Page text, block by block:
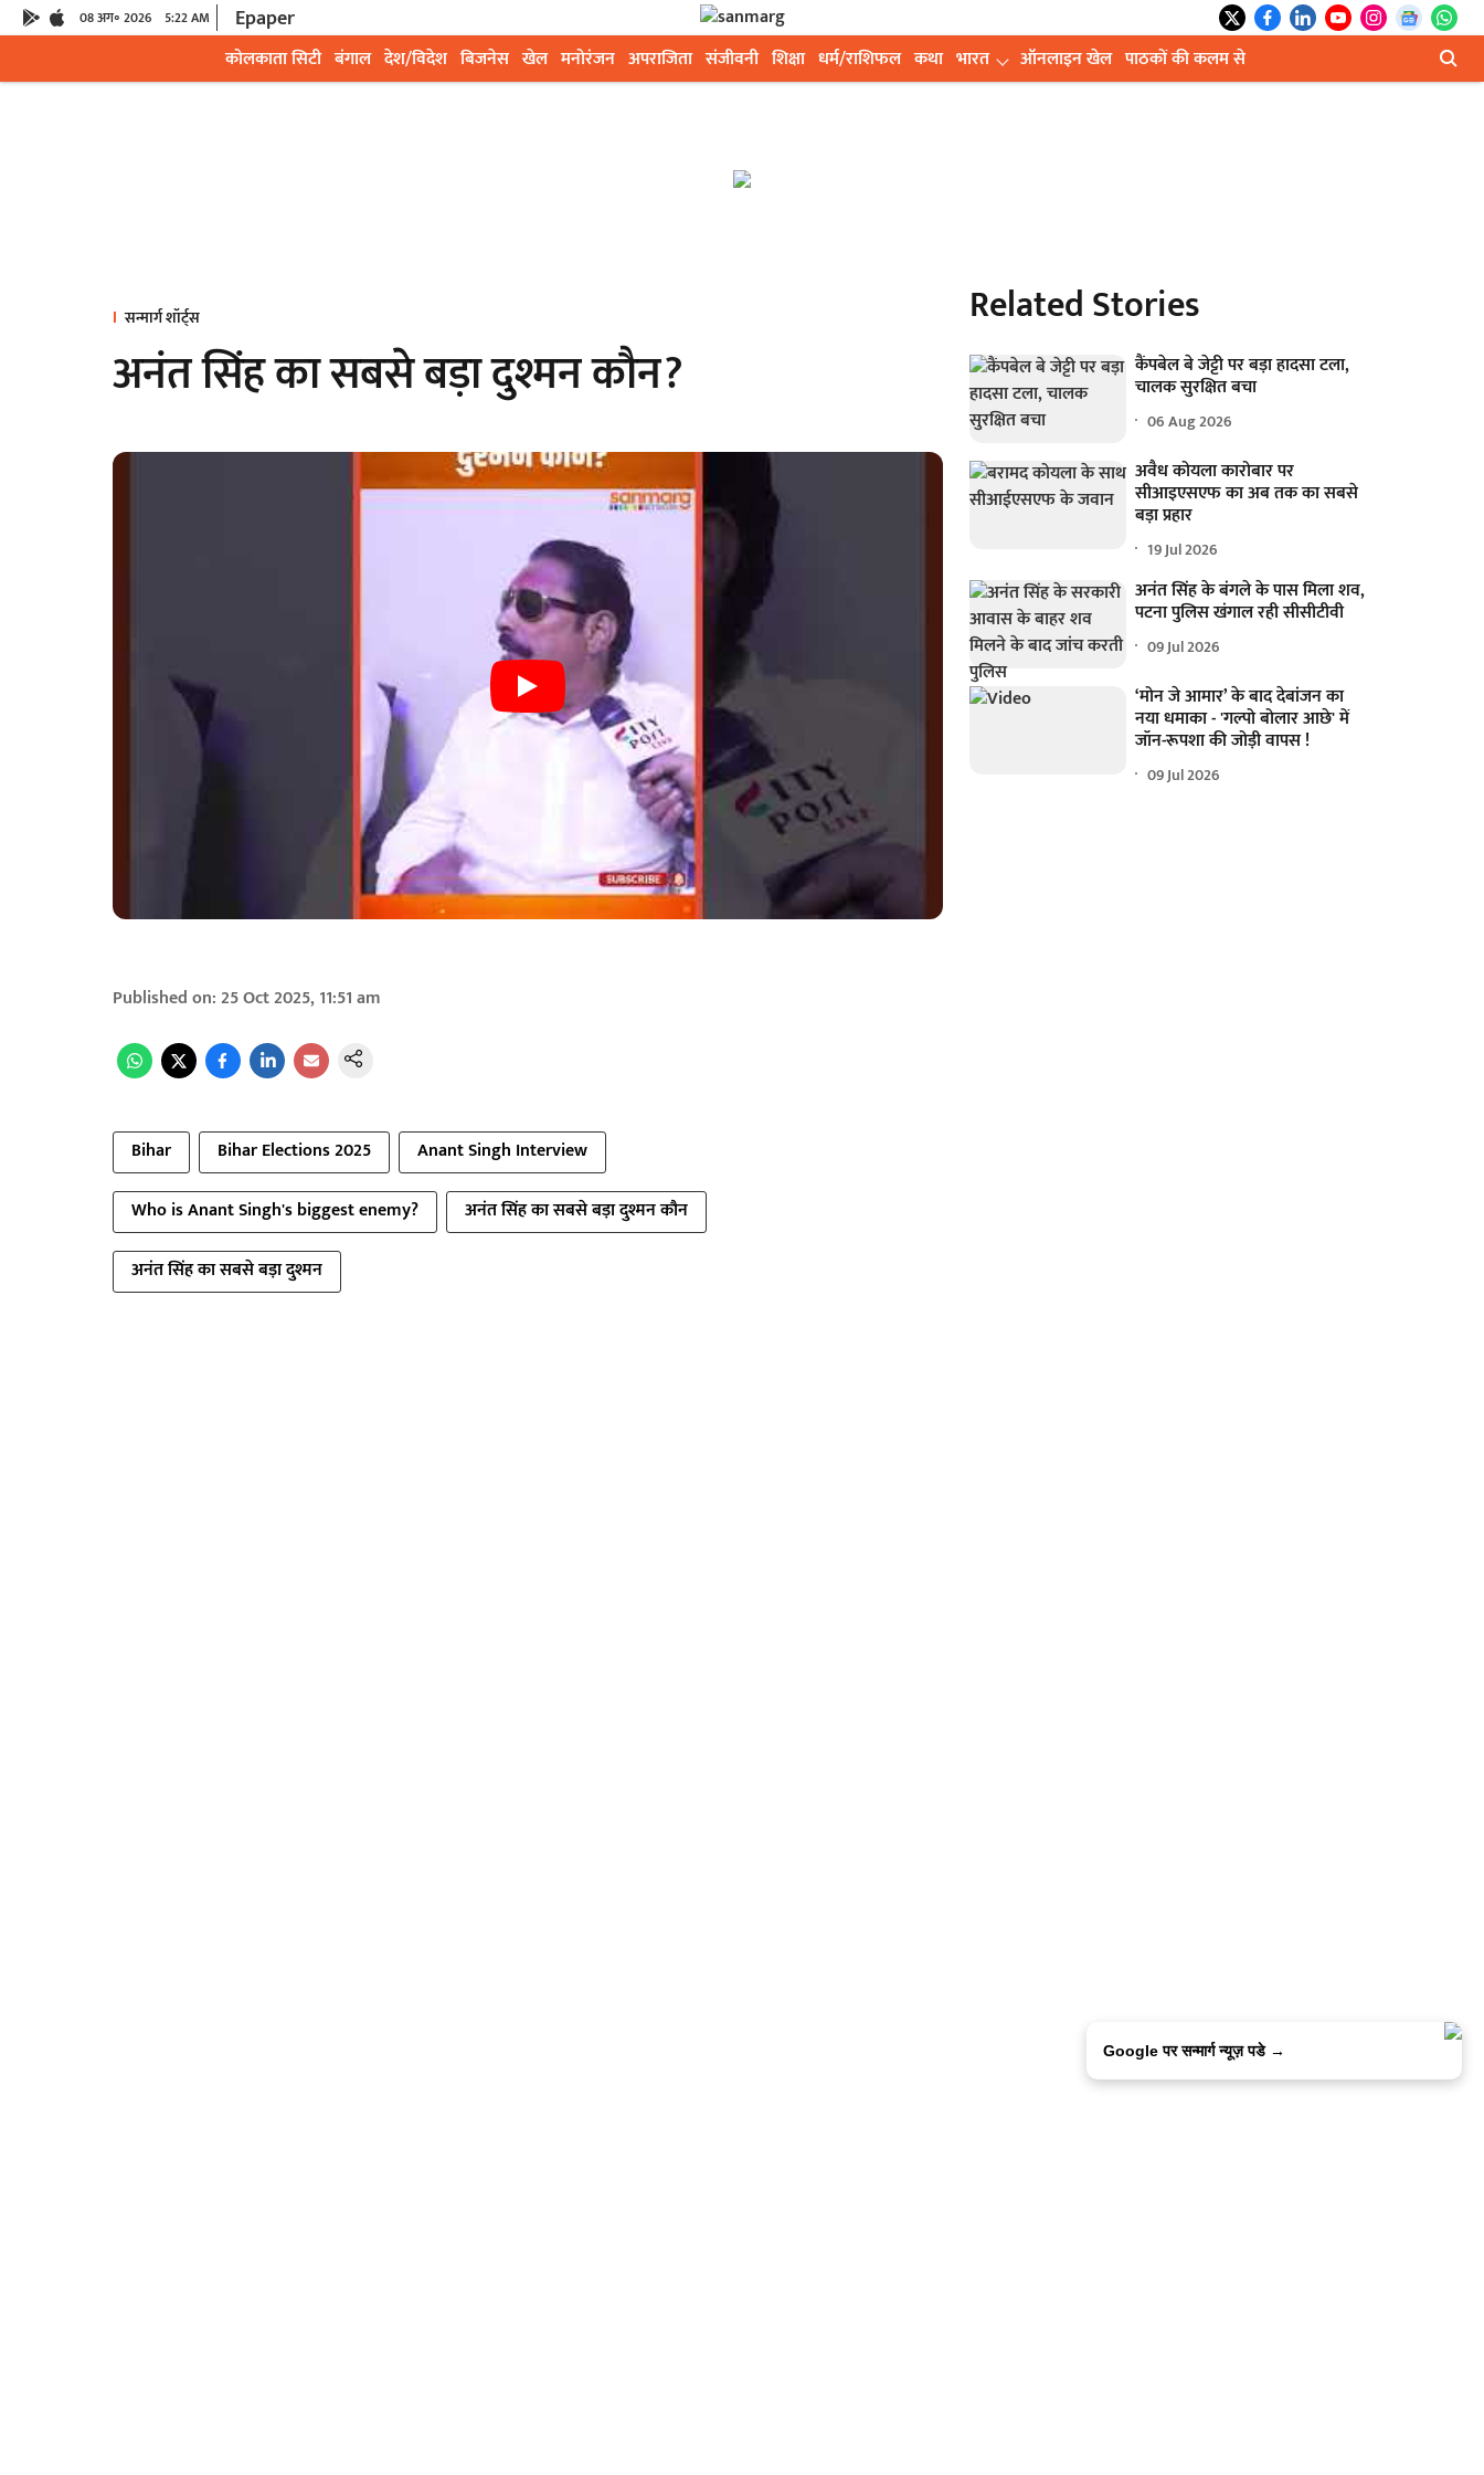
08 अग॰ 2026 5:22 AM Epaper
कोलकाता सिटी बंगाल देश/विदेश बिजनेस खेल मनोरंजन अपराजिता संजीवनी शिक्षा धर्म/राशिफल कथा भारत ऑनलाइन खेल पाठकों की कलम से
सन्मार्ग शॉर्ट्स
अनंत सिंह का सबसे बड़ा दुश्मन कौन?
Published on:25 Oct 2025, 11:51 am
Bihar Bihar Elections 2025
Anant Singh Interview
Who is Anant Singh's biggest enemy?
अनंत सिंह का सबसे बड़ा दुश्मन कौन
अनंत सिंह का सबसे बड़ा दुश्मन
Related Stories
कैंपबेल बे जेट्टी पर बड़ा हादसा टला,
चालक सुरक्षित बचा
06 Aug 2026
अवैध कोयला कारोबार पर
सीआइएसएफ का अब तक का सबसे
बड़ा प्रहार
19 Jul 2026
अनंत सिंह के बंगले के पास मिला शव,
पटना पुलिस खंगाल रही सीसीटीवी
09 Jul 2026
‘मोन जे आमार’ के बाद देबांजन का
नया धमाका - 'गल्पो बोलार आछे' में
जॉन-रूपशा की जोड़ी वापस !
09 Jul 2026
Google पर सन्मार्ग न्यूज़ पडे →